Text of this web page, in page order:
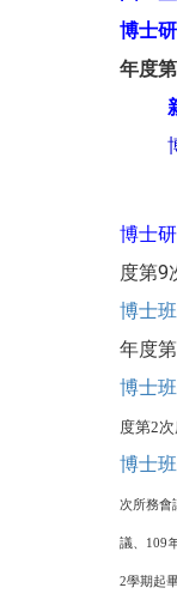
博士
年度
博士
度第9
博士
年度
博士
度第2次
博士
次所務會
議、109
2學期起